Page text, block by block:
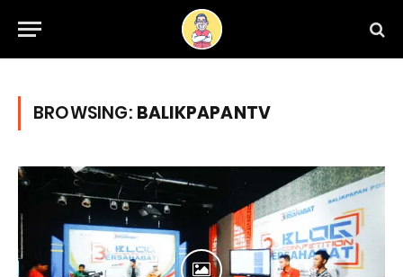
BROWSING: BALIKPAPANTV